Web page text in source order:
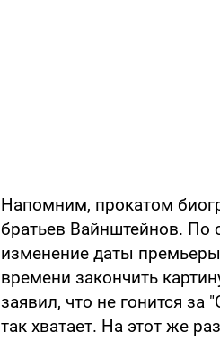
Напомним, прокатом
братьев Вайнштейнов. По
изменение даты
времени закончить
заявил, что не гонится за
так хватает. На этот же